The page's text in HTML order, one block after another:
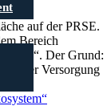
auf der PRSE.
Bereich
Der Grund:
in der Versorgung